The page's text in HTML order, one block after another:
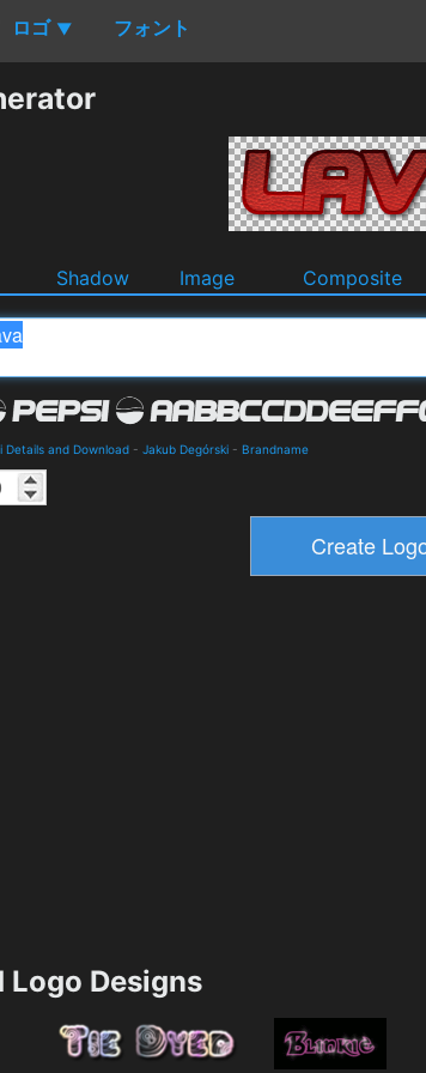
ロゴ ▼ フォント
Shadow Image Composite
Details and Download - Jakub Degórski - Brandname
Logo Designs